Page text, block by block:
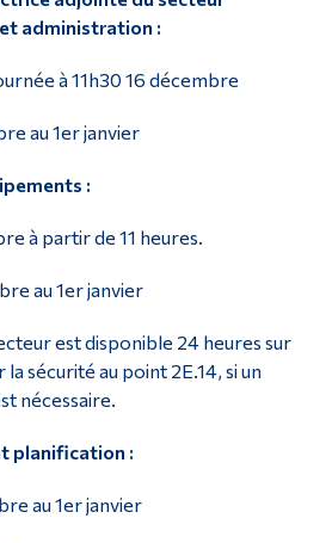
administration :
à 11h30 16 décembre
au 1er janvier
:
à partir de 11 heures.
au 1er janvier
est disponible 24 heures sur
la sécurité au point 2E.14, si un
nécessaire.
planification :
au 1er janvier